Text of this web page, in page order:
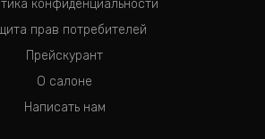
конфиденциальности
прав потребителей
Прейскурант
О салоне
Написать нам